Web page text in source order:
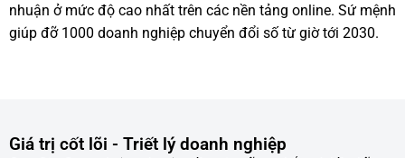
nhuận ở mức độ cao nhất trên các nền tảng online. Sứ mệnh
giúp đỡ 1000 doanh nghiệp chuyển đổi số từ giờ tới 2030.
Giá trị cốt lõi - Triết lý doanh nghiệp